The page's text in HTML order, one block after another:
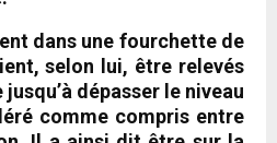
dans une fourchette de
selon lui, être relevés
jusqu’à dépasser le niveau
comme compris entre